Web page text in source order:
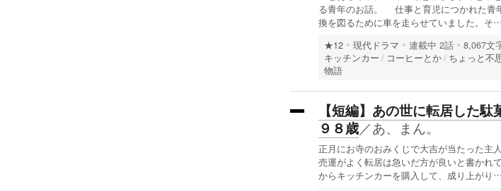
る青年のお話。 仕事と育児につかれた青
換を図るために車を走らせていました。そ…
★12 現代ドラマ 連載中 2話 8,067文
キッチンカー
コーヒーとか ちょっと不
物語
【短編】あの世に転居した
９８歳／あ、まん。
正月にお寺のおみくじで大吉が当たった主
売運がよく転居は急いだ方が良いと書かれ
からキッチンカーを購入して、成り上がり…